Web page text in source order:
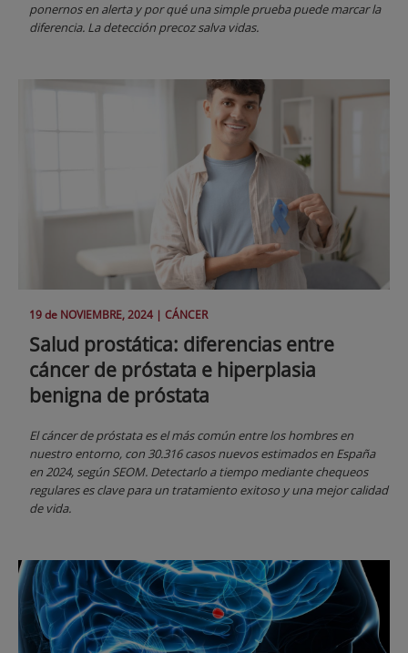
ponernos en alerta y por qué una simple prueba puede marcar la
diferencia. La detección precoz salva vidas.
19 de NOVIEMBRE, 2024 | CÁNCER
Salud prostática: diferencias entre
cáncer de próstata e hiperplasia
benigna de próstata
El cáncer de próstata es el más común entre los hombres en
nuestro entorno, con 30.316 casos nuevos estimados en España
en 2024, según SEOM. Detectarlo a tiempo mediante chequeos
regulares es clave para un tratamiento exitoso y una mejor calidad
de vida.